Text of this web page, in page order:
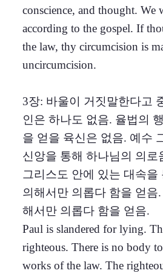
conscience, and thought. We
according to the gospel. If
the law, thy circumcision is
uncircumcision.
3장: 바울이 거짓말한다고
인은 하나도 없음. 율법의
을 얻을 육신은 없음. 예수
신앙을 통해 하나님의 의로
그리스도 안에 있는 대속을
의해서만 의롭다 함을 얻음
해서만 의롭다 함을 얻음.
Paul is slandered for lying.
righteous. There is no body
works of the law. The